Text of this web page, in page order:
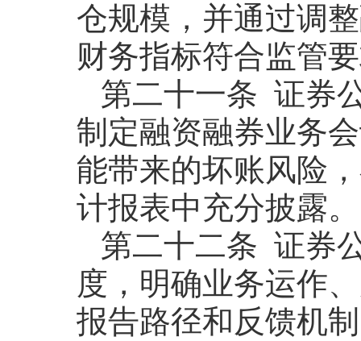
仓规模，并通过调
财务指标符合监管
第二十一条 证券
制定融资融券业务
能带来的坏账风险
计报表中充分披露。
第二十二条 证券
度，明确业务运作
报告路径和反馈机